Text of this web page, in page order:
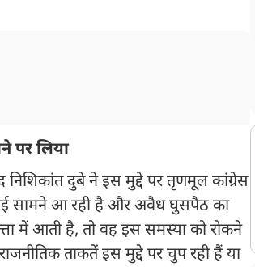
पर लिया
निशिकांत दुबे ने इस मुद्दे पर तृणमूल कांग्रेस
सामने आ रही है और अवैध घुसपैठ का
में आती है, तो वह इस समस्या को रोकने
ताकतें इस मुद्दे पर चुप रही हैं या